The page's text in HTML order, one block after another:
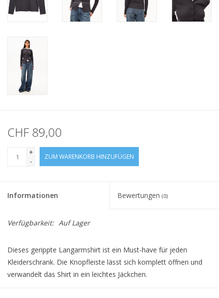
CHF 89,00
+
-
ZUM WARENKORB HINZUFÜGEN
Informationen Bewertungen (0)
Verfügbarkeit: Auf Lager
Dieses gerippte Langarmshirt ist ein Must-have für jeden
Kleiderschrank. Die Knopfleiste lässt sich komplett öffnen und
verwandelt das Shirt in ein leichtes Jäckchen.